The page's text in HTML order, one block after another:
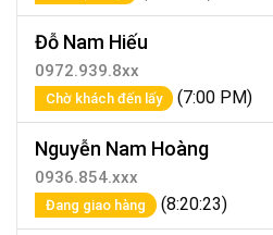
Đỗ Nam Hiếu
0972.939.8xx
Chờ khách đến lấy (7:00 PM)
Nguyễn Nam Hoàng
0936.854.xxx
Đang giao hàng (8:20:23)